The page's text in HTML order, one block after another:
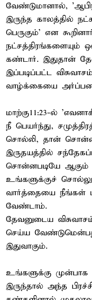
வேண்டுமானால்,
இருந்த காலத்தில்
பெருகும்' என
கண்டார். இதுதான்
இப்படிப்பட்ட
வாழ்க்கையை
மாற்கு11:23-ல்
நீ பெயர்ந்து,
சொல்லி, தான்
இருதயத்தில்
சொன்னபடியே ஆகும்
உங்களுக்குச்
வார்த்தையை நீங்கள்
வேண்டாம்.
தேவனுடைய
செய்ய
இதுவாகும்.
உங்களுக்கு
இருந்தால் அந்த